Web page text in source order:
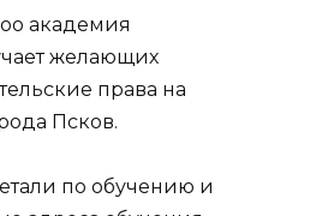
академия
желающих
права на
Псков.
по обучению и